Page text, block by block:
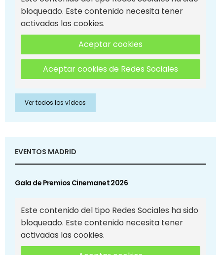
bloqueado. Este contenido necesita tener
activadas las cookies.
Aceptar cookies
Aceptar cookies de Redes Sociales
Ver todos los vídeos
EVENTOS MADRID
Gala de Premios Cinemanet 2026
Este contenido del tipo Redes Sociales ha sido
bloqueado. Este contenido necesita tener
activadas las cookies.